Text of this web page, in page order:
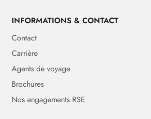
INFORMATIONS & CONTACT
Contact
Carrière
Agents de voyage
Brochures
Nos engagements RSE